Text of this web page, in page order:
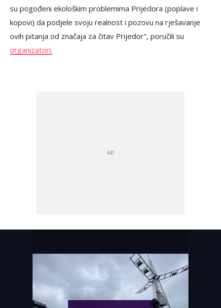
su pogođeni ekološkim problemima Prijedora (poplave i
kopovi) da podjele svoju realnost i pozovu na rješavanje
ovih pitanja od značaja za čitav Prijedor", poručili su
organizatori.